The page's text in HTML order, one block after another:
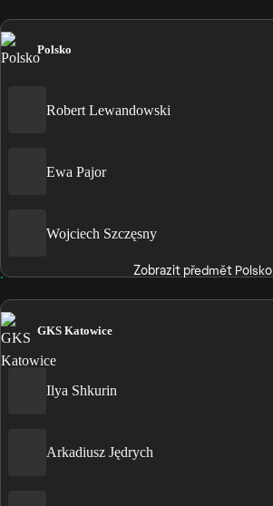
Polsko
Robert Lewandowski
Ewa Pajor
Wojciech Szczęsny
Zobrazit předmět Polsko
GKS Katowice
Ilya Shkurin
Arkadiusz Jędrych